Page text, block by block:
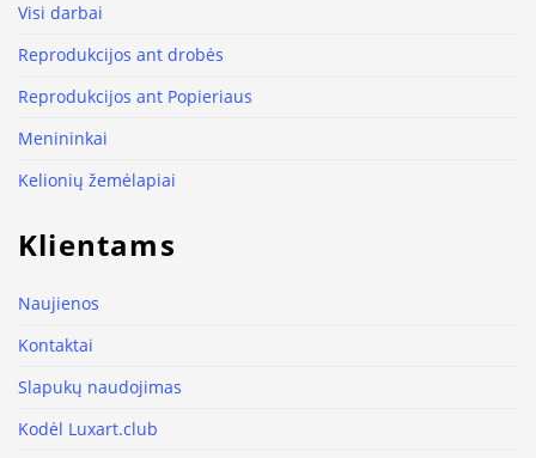
Visi darbai
Reprodukcijos ant drobės
Reprodukcijos ant Popieriaus
Menininkai
Kelionių žemėlapiai
Klientams
Naujienos
Kontaktai
Slapukų naudojimas
Kodėl Luxart.club